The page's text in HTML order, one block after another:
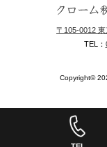
〒105-0012
TEL：
Copyright©